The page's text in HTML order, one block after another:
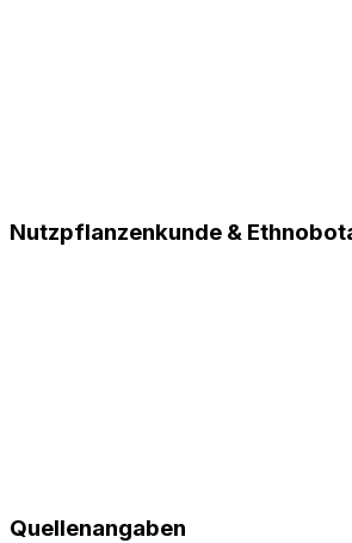
Nutzpflanzenkunde &
Quellenangaben